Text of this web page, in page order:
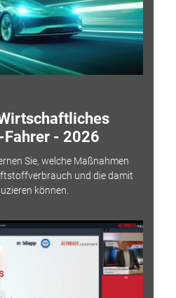
Fahrer - 2026
Sie, welche Maßnahmen
und die damit
können.